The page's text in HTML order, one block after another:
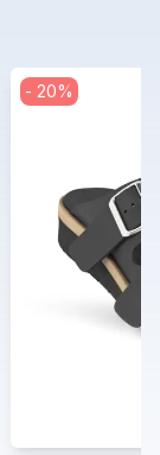
- 20%